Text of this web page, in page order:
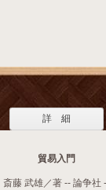
詳 細
貿易入門
斎藤 武雄／著 -- 論争社